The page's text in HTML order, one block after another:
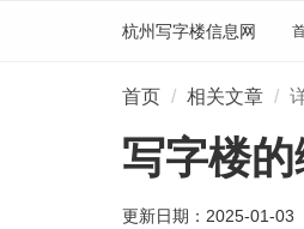
杭州写字楼信息网
首页 相关文章
写字楼
更新日期： 2025-01-03